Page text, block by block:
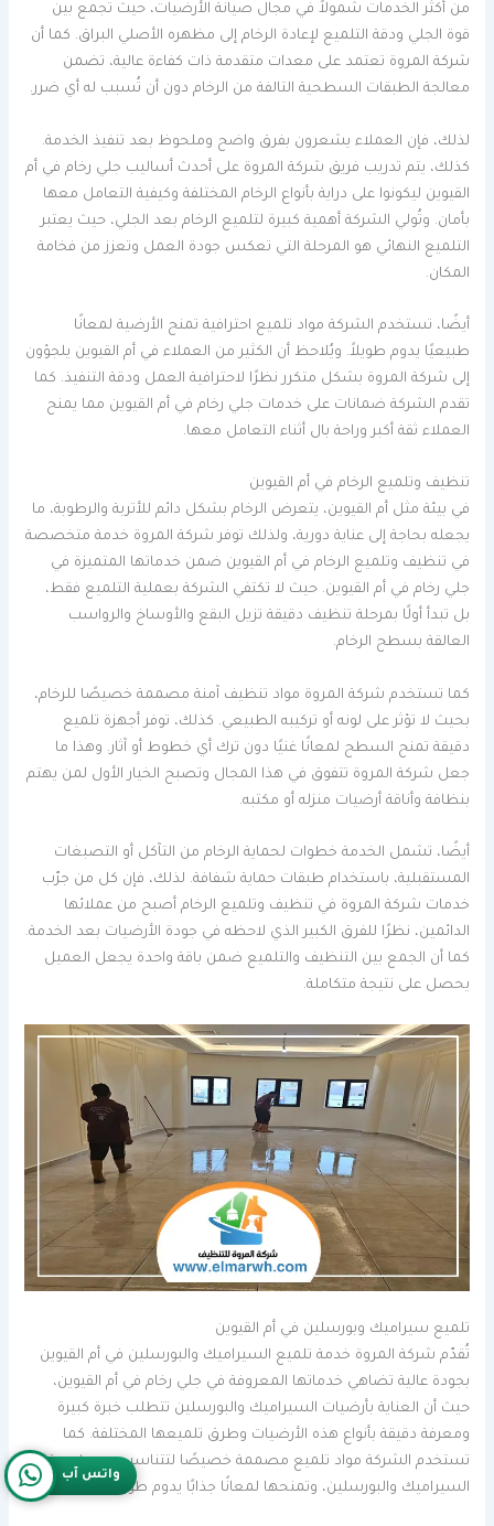
من أكثر الخدمات شمولاً في مجال صيانة الأرضيات، حيث تجمع بين
قوة الجلي ودقة التلميع لإعادة الرخام إلى مظهره الأصلي البراق. كما أن
شركة المروة تعتمد على معدات متقدمة ذات كفاءة عالية، تضمن
معالجة الطبقات السطحية التالفة من الرخام دون أن تُسبب له أي ضرر.
لذلك، فإن العملاء يشعرون بفرق واضح وملحوظ بعد تنفيذ الخدمة.
كذلك، يتم تدريب فريق شركة المروة على أحدث أساليب جلي رخام في أم
القيوين ليكونوا على دراية بأنواع الرخام المختلفة وكيفية التعامل معها
بأمان. وتُولي الشركة أهمية كبيرة لتلميع الرخام بعد الجلي، حيث يعتبر
التلميع النهائي هو المرحلة التي تعكس جودة العمل وتعزز من فخامة
المكان.
أيضًا، تستخدم الشركة مواد تلميع احترافية تمنح الأرضية لمعانًا
طبيعيًا يدوم طويلاً. ويُلاحظ أن الكثير من العملاء في أم القيوين يلجؤون
إلى شركة المروة بشكل متكرر نظرًا لاحترافية العمل ودقة التنفيذ. كما
تقدم الشركة ضمانات على خدمات جلي رخام في أم القيوين مما يمنح
العملاء ثقة أكبر وراحة بال أثناء التعامل معها.
تنظيف وتلميع الرخام في أم القيوين
في بيئة مثل أم القيوين، يتعرض الرخام بشكل دائم للأتربة والرطوبة، ما
يجعله بحاجة إلى عناية دورية، ولذلك توفر شركة المروة خدمة متخصصة
في تنظيف وتلميع الرخام في أم القيوين ضمن خدماتها المتميزة في
جلي رخام في أم القيوين. حيث لا تكتفي الشركة بعملية التلميع فقط،
بل تبدأ أولًا بمرحلة تنظيف دقيقة تزيل البقع والأوساخ والرواسب
العالقة بسطح الرخام.
كما تستخدم شركة المروة مواد تنظيف آمنة مصممة خصيصًا للرخام،
بحيث لا تؤثر على لونه أو تركيبه الطبيعي. كذلك، توفر أجهزة تلميع
دقيقة تمنح السطح لمعانًا غنيًا دون ترك أي خطوط أو آثار. وهذا ما
جعل شركة المروة تتفوق في هذا المجال وتصبح الخيار الأول لمن يهتم
بنظافة وأناقة أرضيات منزله أو مكتبه.
أيضًا، تشمل الخدمة خطوات لحماية الرخام من التآكل أو التصبغات
المستقبلية، باستخدام طبقات حماية شفافة. لذلك، فإن كل من جرّب
خدمات شركة المروة في تنظيف وتلميع الرخام أصبح من عملائها
الدائمين، نظرًا للفرق الكبير الذي لاحظه في جودة الأرضيات بعد الخدمة.
كما أن الجمع بين التنظيف والتلميع ضمن باقة واحدة يجعل العميل
يحصل على نتيجة متكاملة.
تلميع سيراميك وبورسلين في أم القيوين
تُقدّم شركة المروة خدمة تلميع السيراميك والبورسلين في أم القيوين
بجودة عالية تضاهي خدماتها المعروفة في جلي رخام في أم القيوين،
حيث أن العناية بأرضيات السيراميك والبورسلين تتطلب خبرة كبيرة
ومعرفة دقيقة بأنواع هذه الأرضيات وطرق تلميعها المختلفة. كما
تستخدم الشركة مواد تلميع مصممة خصيصًا لتتناسب مع طبيعة
السيراميك والبورسلين، وتمنحها لمعانًا جذابًا يدوم طويلاً.
واتس آب